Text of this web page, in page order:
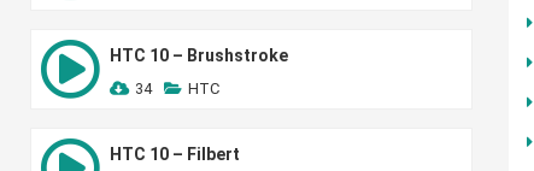
HTC 10 – Brushstroke
34 HTC
HTC 10 – Filbert